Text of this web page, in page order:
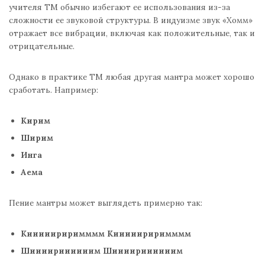
учителя ТМ обычно избегают ее использования из-за
сложности ее звуковой структуры. В индуизме звук «Хомм»
отражает все вибрации, включая как положительные, так и
отрицательные.
Однако в практике ТМ любая другая мантра может хорошо
сработать. Например:
Кирим
Ширим
Инга
Аема
Пение мантры может выглядеть примерно так:
Кииииириримммм Кииииириримммм
Шиииириииииим Шиииириииииим